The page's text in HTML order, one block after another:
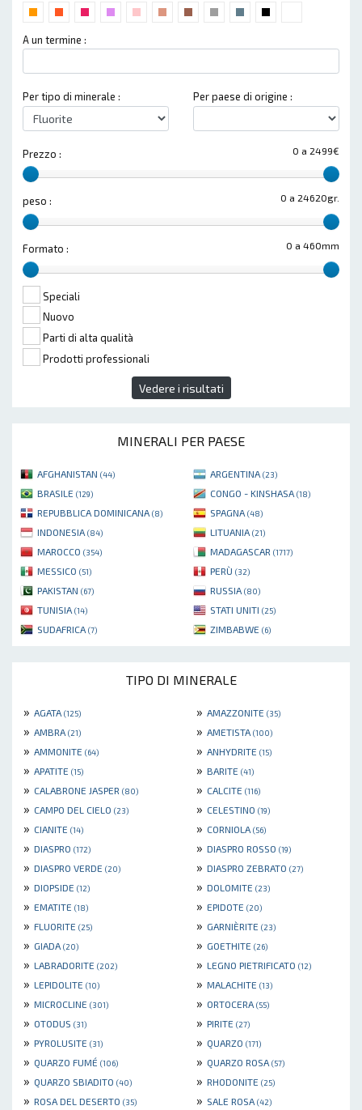
A un termine :
Per tipo di minerale : Per paese di origine :
0 a 2499€
Prezzo :
0 a 24620gr.
peso :
0 a 460mm
Formato :
Speciali
Nuovo
Parti di alta qualità
Prodotti professionali
Vedere i risultati
MINERALI PER PAESE
AFGHANISTAN (44) ARGENTINA (23)
BRASILE (129) CONGO - KINSHASA (18)
REPUBBLICA DOMINICANA (8) SPAGNA (48)
INDONESIA (84) LITUANIA (21)
MAROCCO (354) MADAGASCAR (1717)
MESSICO (51) PERÙ (32)
PAKISTAN (67) RUSSIA (80)
TUNISIA (14) STATI UNITI (25)
SUDAFRICA (7) ZIMBABWE (6)
TIPO DI MINERALE
» AGATA (125) » AMAZZONITE (35)
» AMBRA (21) » AMETISTA (100)
» AMMONITE (64) » ANHYDRITE (15)
» APATITE (15) » BARITE (41)
» CALABRONE JASPER (80) » CALCITE (116)
» CAMPO DEL CIELO (23) » CELESTINO (19)
» CIANITE (14) » CORNIOLA (56)
» DIASPRO (172) » DIASPRO ROSSO (19)
» DIASPRO VERDE (20) » DIASPRO ZEBRATO (27)
» DIOPSIDE (12) » DOLOMITE (23)
» EMATITE (18) » EPIDOTE (20)
» FLUORITE (25) » GARNIÈRITE (23)
» GIADA (20) » GOETHITE (26)
» LABRADORITE (202) » LEGNO PIETRIFICATO (12)
» LEPIDOLITE (10) » MALACHITE (13)
» MICROCLINE (301) » ORTOCERA (55)
» OTODUS (31) » PIRITE (27)
» PYROLUSITE (31) » QUARZO (171)
» QUARZO FUMÉ (106) » QUARZO ROSA (57)
» QUARZO SBIADITO (40) » RHODONITE (25)
» ROSA DEL DESERTO (35) » SALE ROSA (42)